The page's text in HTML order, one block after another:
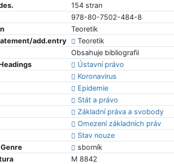
154 stran
978-80-7502-484-8
Teoretik
add.entry
Teoretik
Obsahuje bibliografii
Ústavní právo
Koronavirus
Epidemie
Stát a právo
Základní práva a svobody
Omezení základních práv
Stav nouze
sborník
M 8842